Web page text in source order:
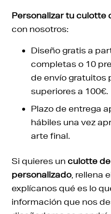
Personalizar tu culotte
con nosotros:
Diseño gratis a
completas o 10
de envío gratuitos
superiores a 100€.
Plazo de entrega
hábiles una vez
arte final.
Si quieres un culotte
personalizado, rellena
explícanos qué es lo
información que nos